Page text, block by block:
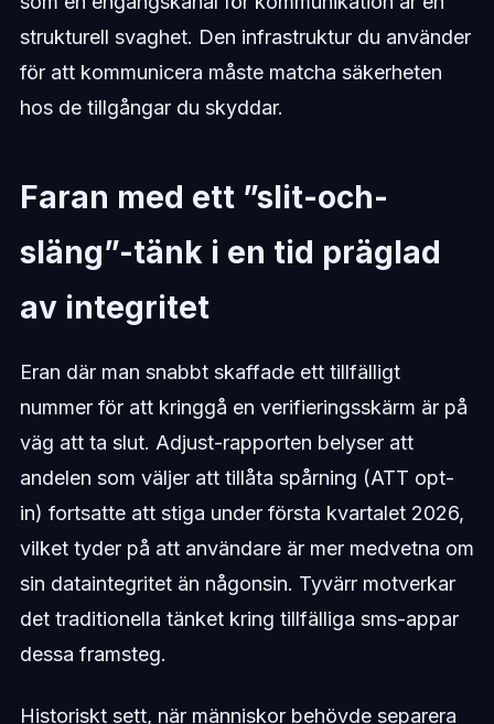
strukturell svaghet. Den infrastruktur du använder
för att kommunicera måste matcha säkerheten
hos de tillgångar du skyddar.
Faran med ett ”slit-och-
släng”-tänk i en tid präglad
av integritet
Eran där man snabbt skaffade ett tillfälligt
nummer för att kringgå en verifieringsskärm är på
väg att ta slut. Adjust-rapporten belyser att
andelen som väljer att tillåta spårning (ATT opt-
in) fortsatte att stiga under första kvartalet 2026,
vilket tyder på att användare är mer medvetna om
sin dataintegritet än någonsin. Tyvärr motverkar
det traditionella tänket kring tillfälliga sms-appar
dessa framsteg.
Historiskt sett, när människor behövde separera